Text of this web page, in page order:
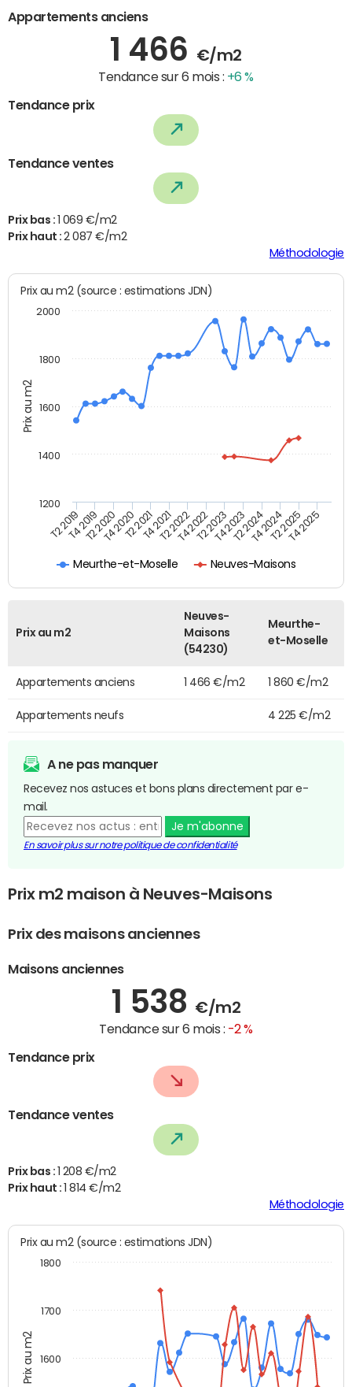
Appartements anciens
1 466 €/m2
Tendance sur 6 mois : +6 %
Tendance prix
Tendance ventes
Prix bas : 1 069 €/m2
Prix haut :2 087 €/m2
Méthodologie
Prix au m2
Prix au m2 (source : estimations JDN)
Meurthe-et-Moselle Neuves-Maisons
T2 2019T4 2019T2 2020T4 2020T2 2021T4 2021T2 2022T4 2022T2 2023T4 2023T2 2024T4 2024T2 2025T4 2025
1200
1400
1600
1800
2000
Prix au m2
Neuves-
Maisons
(54230)
Meurthe-
et-Moselle
Appartements anciens 1 466 €/m2 1 860 €/m2
Appartements neufs 4 225 €/m2
A ne pas manquer
Recevez nos astuces et bons plans directement par e-
mail.
Je m'abonne
En savoir plus sur notre politique de confidentialité
Prix m2 maison à Neuves-Maisons
Prix des maisons anciennes
Maisons anciennes
1 538 €/m2
Tendance sur 6 mois : -2 %
Tendance prix
Tendance ventes
Prix bas :
1 208 €/m2
Prix haut :
1 814 €/m2
Méthodologie
Prix au m2
Prix au m2 (source : estimations JDN)
1600
1700
1800